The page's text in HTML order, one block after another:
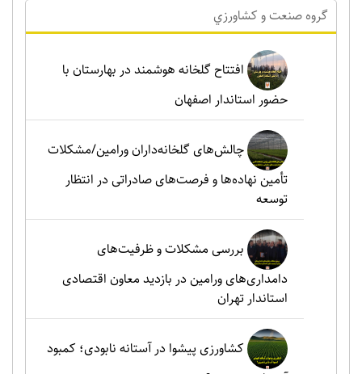
گروه صنعت و کشاورزي
افتتاح گلخانه هوشمند در بهارستان با
حضور استاندار اصفهان
چالش‌های گلخانه‌داران ورامین/مشکلات
تأمین نهاده‌ها و فرصت‌های صادراتی در انتظار
توسعه
بررسی مشکلات و ظرفیت‌های
دامداری‌های ورامین در بازدید معاون اقتصادی
استاندار تهران
کشاورزی پیشوا در آستانه نابودی؛ کمبود